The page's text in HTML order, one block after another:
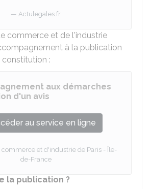
Actulegales.fr
commerce et de l'industrie
à la publication
:
aux démarches
d'un avis
au service en ligne
et d'industrie de Paris - Île-
de-France
la publication ?